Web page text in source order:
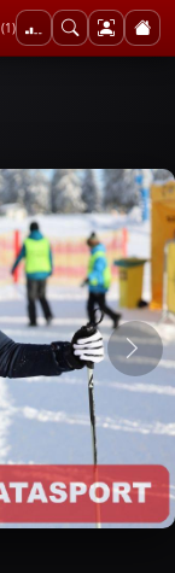
(1)